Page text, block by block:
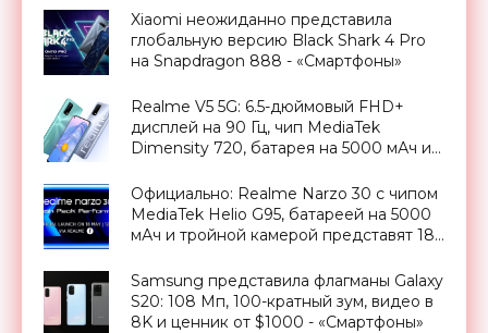
Xiaomi неожиданно представила
глобальную версию Black Shark 4 Pro
на Snapdragon 888 - «Смартфоны»
Realme V5 5G: 6.5-дюймовый FHD+
дисплей на 90 Гц, чип MediaTek
Dimensity 720, батарея на 5000 мАч и
Официально: Realme Narzo 30 с чипом
MediaTek Helio G95, батареей на 5000
мАч и тройной камерой представят 18
Samsung представила флагманы Galaxy
S20: 108 Мп, 100-кратный зум, видео в
8K и ценник от $1000 - «Смартфоны»